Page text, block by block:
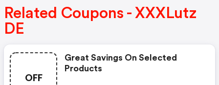
Related Coupons - XXXLutz
DE
OFF
Great Savings On Selected
Products